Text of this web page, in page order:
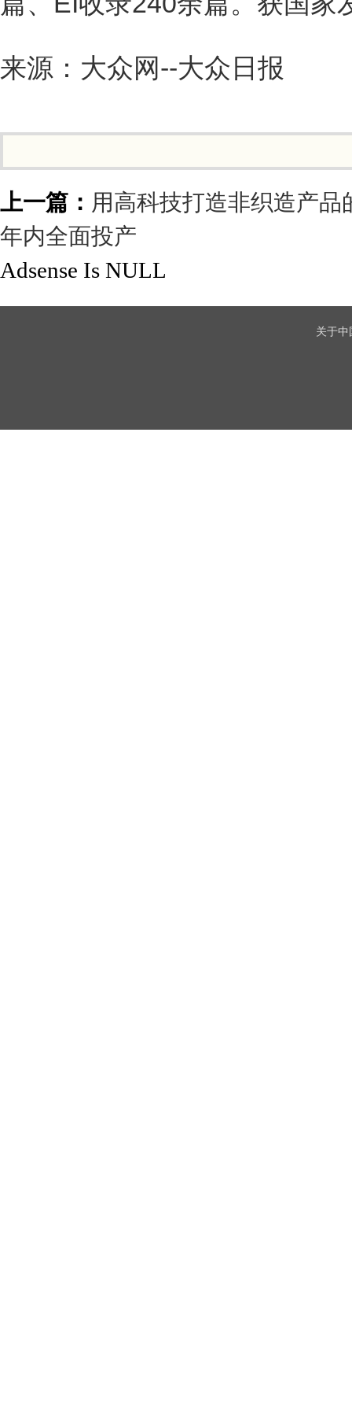
来源：大众网--大众日报
上一篇： 用高科技打造非织造产品
年内全面投产
Adsense Is NULL
关于中